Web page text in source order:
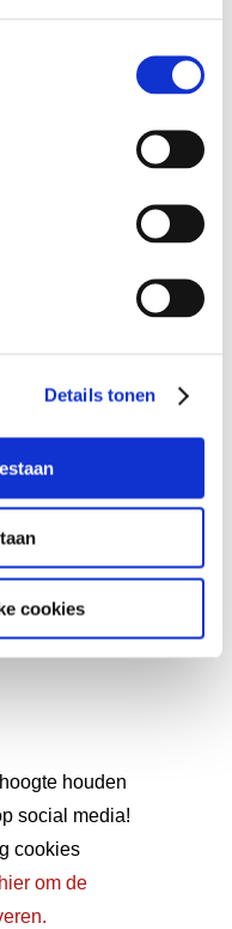
Details tonen
cookies
Schakel
grootste
houden
social media!
cookies
om de